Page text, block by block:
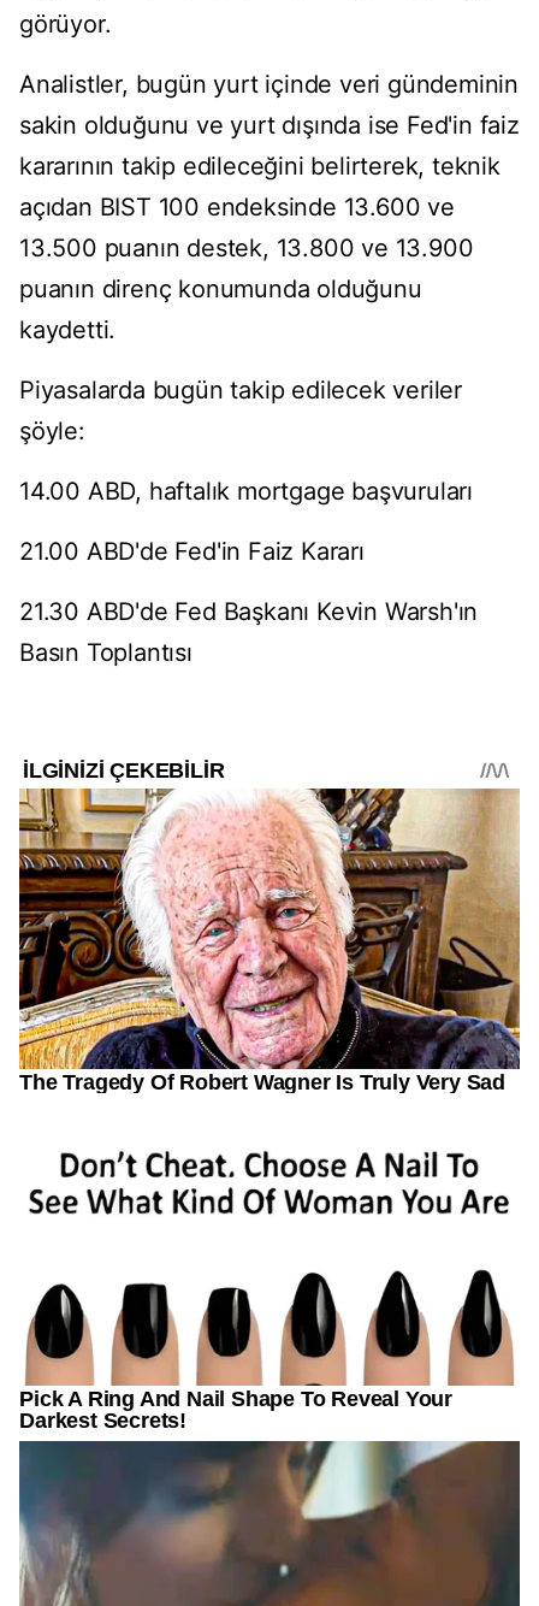
görüyor.
Analistler, bugün yurt içinde veri gündeminin
sakin olduğunu ve yurt dışında ise Fed'in faiz
kararının takip edileceğini belirterek, teknik
açıdan BIST 100 endeksinde 13.600 ve
13.500 puanın destek, 13.800 ve 13.900
puanın direnç konumunda olduğunu
kaydetti.
Piyasalarda bugün takip edilecek veriler
şöyle:
14.00 ABD, haftalık mortgage başvuruları
21.00 ABD'de Fed'in Faiz Kararı
21.30 ABD'de Fed Başkanı Kevin Warsh'ın
Basın Toplantısı